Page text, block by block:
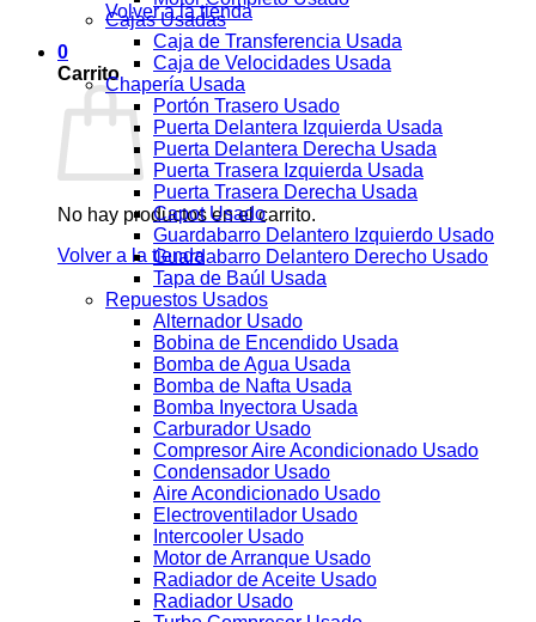
Volver a la tienda
0
Carrito
No hay productos en el carrito.
Volver a la tienda
Cajas Usadas
Caja de Transferencia Usada
Caja de Velocidades Usada
Chapería Usada
Portón Trasero Usado
Puerta Delantera Izquierda Usada
Puerta Delantera Derecha Usada
Puerta Trasera Izquierda Usada
Puerta Trasera Derecha Usada
Capot Usado
Guardabarro Delantero Izquierdo Usado
Guardabarro Delantero Derecho Usado
Tapa de Baúl Usada
Repuestos Usados
Alternador Usado
Bobina de Encendido Usada
Bomba de Agua Usada
Bomba de Nafta Usada
Bomba Inyectora Usada
Carburador Usado
Compresor Aire Acondicionado Usado
Condensador Usado
Aire Acondicionado Usado
Electroventilador Usado
Intercooler Usado
Motor de Arranque Usado
Radiador de Aceite Usado
Radiador Usado